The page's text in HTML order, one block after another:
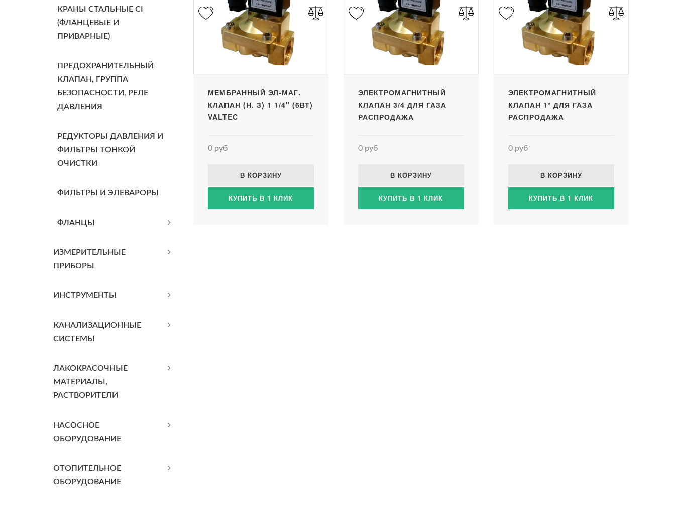
КРАНЫ СТАЛЬНЫЕ CI
(ФЛАНЦЕВЫЕ И
ПРИВАРНЫЕ)
ПРЕДОХРАНИТЕЛЬНЫЙ
КЛАПАН, ГРУППА
БЕЗОПАСНОСТИ, РЕЛЕ
ДАВЛЕНИЯ
РЕДУКТОРЫ ДАВЛЕНИЯ И
ФИЛЬТРЫ ТОНКОЙ
ОЧИСТКИ
ФИЛЬТРЫ И ЭЛЕВАРОРЫ
ФЛАНЦЫ
ИЗМЕРИТЕЛЬНЫЕ
ПРИБОРЫ
ИНСТРУМЕНТЫ
КАНАЛИЗАЦИОННЫЕ
СИСТЕМЫ
ЛАКОКРАСОЧНЫЕ
МАТЕРИАЛЫ,
РАСТВОРИТЕЛИ
НАСОСНОЕ
ОБОРУДОВАНИЕ
ОТОПИТЕЛЬНОЕ
ОБОРУДОВАНИЕ
МЕМБРАННЫЙ ЭЛ-МАГ.
КЛАПАН (Н. З) 1 1/4" (6ВТ)
VALTEC
0 руб
В КОРЗИНУ
КУПИТЬ В 1 КЛИК
ЭЛЕКТРОМАГНИТНЫЙ
КЛАПАН 3/4 ДЛЯ ГАЗА
РАСПРОДАЖА
0 руб
В КОРЗИНУ
КУПИТЬ В 1 КЛИК
ЭЛЕКТРОМАГНИТНЫЙ
КЛАПАН 1* ДЛЯ ГАЗА
РАСПРОДАЖА
0 руб
В КОРЗИНУ
КУПИТЬ В 1 КЛИК